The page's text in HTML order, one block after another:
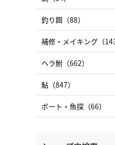
釣り餌（88）
補修・メイキング（
ヘラ鮒（662）
鮎（847）
ボート・魚探（66）